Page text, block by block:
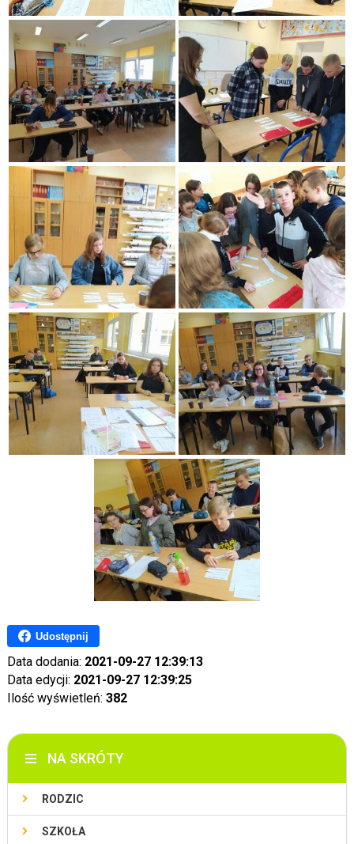
Udostępnij
Data dodania: 2021-09-27 12:39:13
Data edycji: 2021-09-27 12:39:25
Ilość wyświetleń: 382
NA SKRÓTY
RODZIC
SZKOŁA